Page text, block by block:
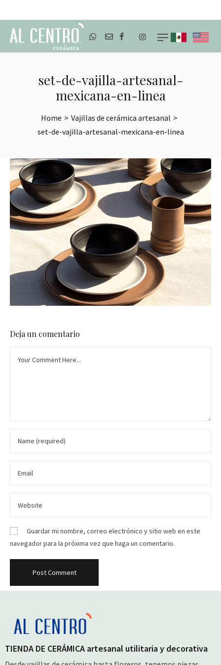
set-de-vajilla-artesanal-
mexicana-en-linea
Home > Vajillas de cerámica artesanal >
set-de-vajilla-artesanal-mexicana-en-linea
Deja un comentario
Guardar mi nombre, correo electrónico y sitio web en este
navegador para la próxima vez que haga un comentario.
TIENDA DE CERÁMICA artesanal utilitaria y decorativa